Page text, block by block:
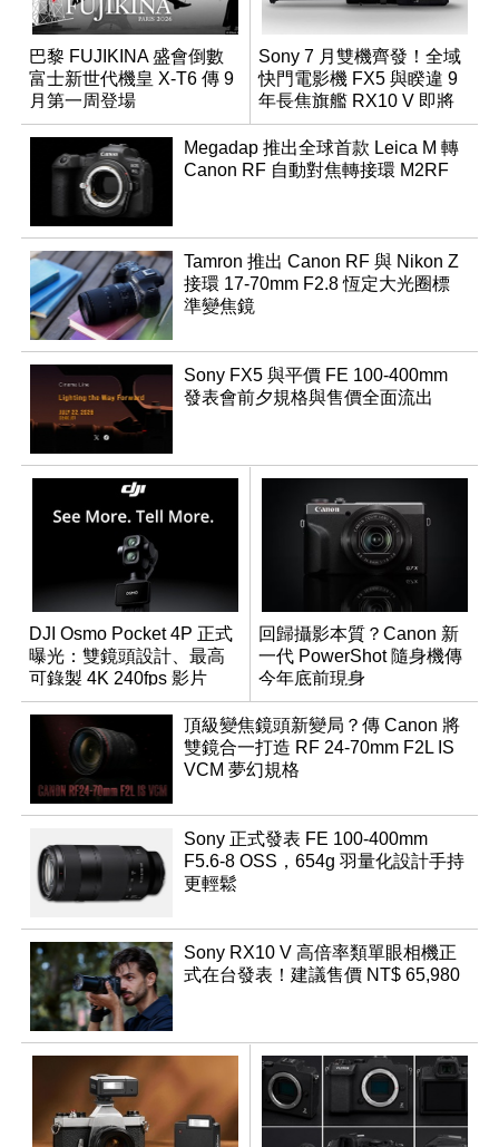
巴黎 FUJIKINA 盛會倒數
富士新世代機皇 X-T6 傳 9
月第一周登場
Sony 7 月雙機齊發！全域
快門電影機 FX5 與睽違 9
年長焦旗艦 RX10 V 即將
登場
Megadap 推出全球首款 Leica M 轉
Canon RF 自動對焦轉接環 M2RF
Tamron 推出 Canon RF 與 Nikon Z
接環 17-70mm F2.8 恆定大光圈標
準變焦鏡
Sony FX5 與平價 FE 100-400mm
發表會前夕規格與售價全面流出
DJI Osmo Pocket 4P 正式
曝光：雙鏡頭設計、最高
可錄製 4K 240fps 影片
回歸攝影本質？Canon 新
一代 PowerShot 隨身機傳
今年底前現身
頂級變焦鏡頭新變局？傳 Canon 將
雙鏡合一打造 RF 24-70mm F2L IS
VCM 夢幻規格
Sony 正式發表 FE 100-400mm
F5.6-8 OSS，654g 羽量化設計手持
更輕鬆
Sony RX10 V 高倍率類單眼相機正
式在台發表！建議售價 NT$ 65,980